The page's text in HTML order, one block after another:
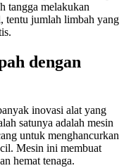
tangga melakukan
tentu jumlah limbah yang
dengan
inovasi alat yang
satunya adalah mesin
untuk menghancurkan
Mesin ini membuat
hemat tenaga.